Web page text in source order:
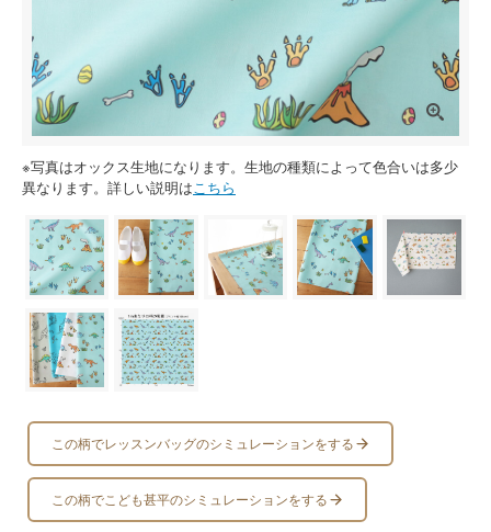
※写真はオックス生地になります。生地の種類によって色合いは多少
異なります。詳しい説明はこちら
この柄でレッスンバッグのシミュレーションをする
この柄でこども甚平のシミュレーションをする